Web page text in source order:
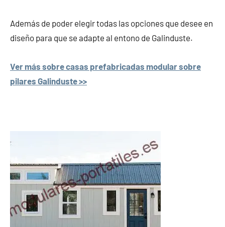
Además de poder elegir todas las opciones que desee en
diseño para que se adapte al entono de Galinduste.
Ver más sobre casas prefabricadas modular sobre
pilares Galinduste >>